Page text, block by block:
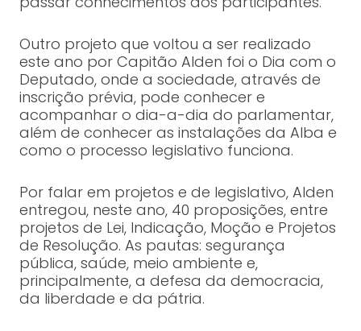
Outro projeto que voltou a ser realizado
este ano por Capitão Alden foi o Dia com o
Deputado, onde a sociedade, através de
inscrição prévia, pode conhecer e
acompanhar o dia-a-dia do parlamentar,
além de conhecer as instalações da Alba e
como o processo legislativo funciona.
Por falar em projetos e de legislativo, Alden
entregou, neste ano, 40 proposições, entre
projetos de Lei, Indicação, Moção e Projetos
de Resolução. As pautas: segurança
pública, saúde, meio ambiente e,
principalmente, a defesa da democracia,
da liberdade e da pátria.